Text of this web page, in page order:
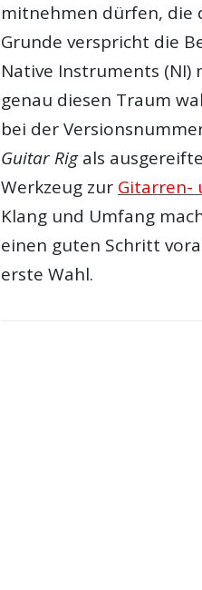
mitnehmen dürfen, die
Grunde verspricht die
Native Instruments
genau diesen Traum
bei der
Guitar Rigals
Werkzeug zur Gitarren-
Klang und Umfang
einen guten Schritt
erste Wahl.